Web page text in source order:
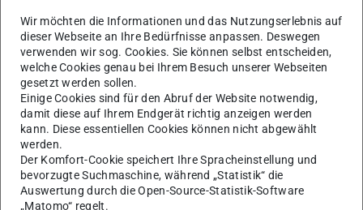
des Georg Christoph Lichtenberg-Hauses, Dieburger
Straße 241, 64287 Darmstadt
Festprogramm
18:00 UhrEinlass und Sektempfang
18:30 UhrBegrüßung, Matthias W. Send,
Vorstandsvorsitzender
18:40 UhrGrußwort des Präsidiums der TU Darmstadt,
Professor Dr. Thomas Walther, Vizepräsident
Wir möchten die Informationen und das Nutzungserlebnis auf
dieser Webseite an Ihre Bedürfnisse anpassen. Deswegen
verwenden wir sog. Cookies. Sie können selbst entscheiden,
welche Cookies genau bei Ihrem Besuch unserer Webseiten
gesetzt werden sollen.
Einige Cookies sind für den Abruf der Website notwendig,
damit diese auf Ihrem Endgerät richtig anzeigen werden
kann. Diese essentiellen Cookies können nicht abgewählt
werden.
Der Komfort-Cookie speichert Ihre Spracheinstellung und
bevorzugte Suchmaschine, während „Statistik“ die
Auswertung durch die Open-Source-Statistik-Software
„Matomo“ regelt.